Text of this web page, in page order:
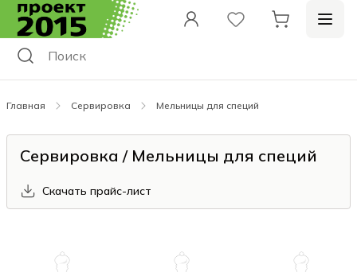
Главная Сервировка Мельницы для специй
Сервировка / Мельницы для специй
Скачать прайс-лист